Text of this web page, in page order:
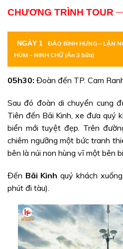
CHƯƠNG TRÌNH TOUR
NGÀY 1
ĐẢO BÌNH HƯNG – LẶN
HÙM – NINH CHỮ (Ăn 3 bữa)
05h30: Đoàn đến TP. Cam
Sau đó đoàn di chuyển cung
Tiên đến Bãi Kinh, xe đưa quý
biển mới tuyệt đẹp. Trên
chiêm ngưỡng một bức tranh
bên là núi non hùng vĩ một bên
Đến Bãi Kinh quý khách
phút đi tàu).